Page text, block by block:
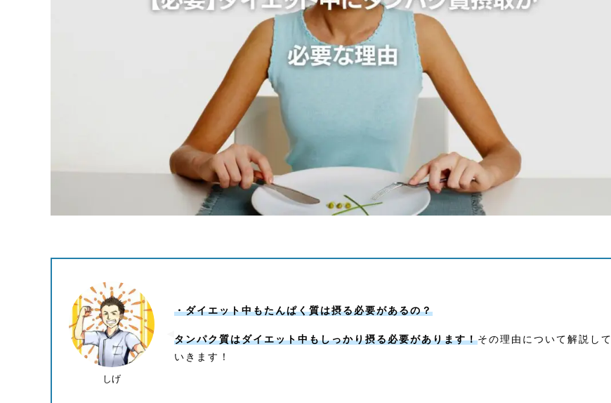
しげ
・ダイエット中もたんぱく質は摂る必要があるの？
タンパク質はダイエット中もしっかり摂る必要があります！その理由について解説して
いきます！